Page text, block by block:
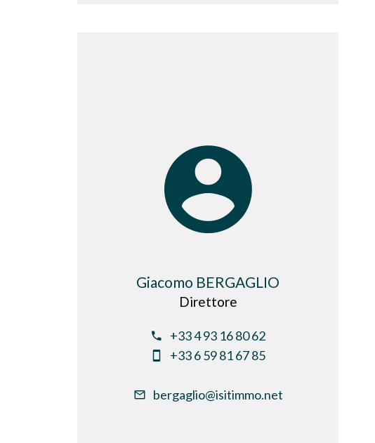
Giacomo BERGAGLIO
Direttore
+33 4 93 16 80 62
+33 6 59 81 67 85
bergaglio@isitimmo.net